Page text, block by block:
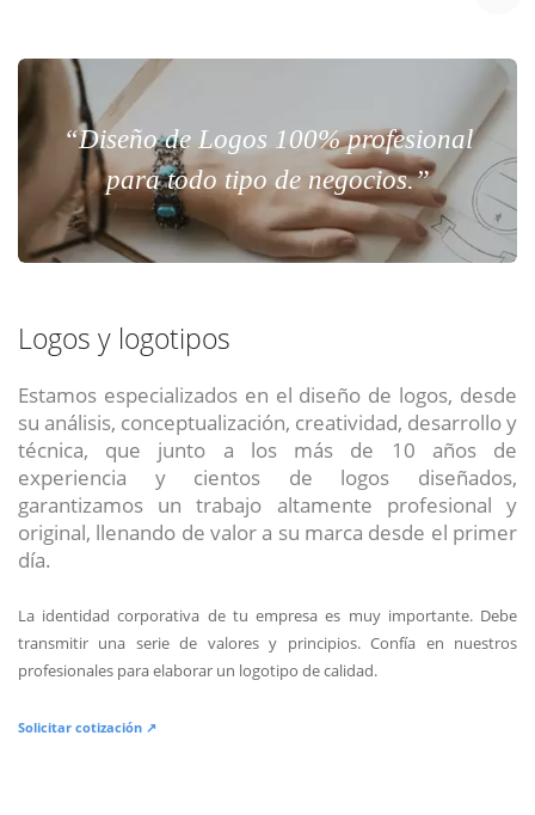
“Diseño de Logos 100% profesional
para todo tipo de negocios.”
Logos y logotipos
Estamos especializados en el diseño de logos, desde
su análisis, conceptualización, creatividad, desarrollo y
técnica, que junto a los más de 10 años de
experiencia y cientos de logos diseñados,
garantizamos un trabajo altamente profesional y
original, llenando de valor a su marca desde el primer
día.
La identidad corporativa de tu empresa es muy importante. Debe
transmitir una serie de valores y principios. Confía en nuestros
profesionales para elaborar un logotipo de calidad.
Solicitar cotización ↗